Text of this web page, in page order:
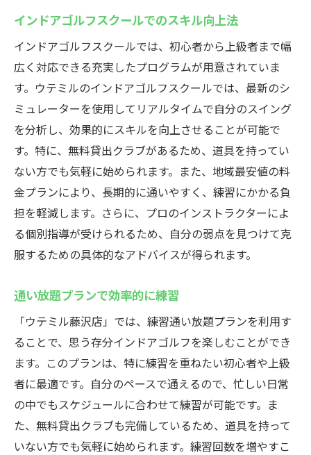
見
藤沢駅のインドアゴルフスクールでスキルアッ
プ
効率的なスキルアップ方法を解説
インドアゴルフで技術を磨く
藤沢駅でのスキル向上のポイント
個別指導でスイングを改善
インドアゴルフスクールでの上達術
スキルアップに役立つインドアゴルフ情報
地域最安値！藤沢駅でインドアゴルフを楽しむ
地域最安値で楽しむインドアゴルフの魅力
藤沢駅でお得にインドアゴルフを体験
コストを抑えてゴルフを楽しむ方法
藤沢駅周辺のインドアゴルフお得情報
地域最安値のメリットを活用しよう
インドアゴルフスクールでのスキル向上法
インドアゴルフスクールでは、初心者から上級者まで幅
広く対応できる充実したプログラムが用意されていま
す。ウテミルのインドアゴルフスクールでは、最新のシ
ミュレーターを使用してリアルタイムで自分のスイング
を分析し、効果的にスキルを向上させることが可能で
す。特に、無料貸出クラブがあるため、道具を持ってい
ない方でも気軽に始められます。また、地域最安値の料
金プランにより、長期的に通いやすく、練習にかかる負
担を軽減します。さらに、プロのインストラクターによ
る個別指導が受けられるため、自分の弱点を見つけて克
服するための具体的なアドバイスが得られます。
通い放題プランで効率的に練習
「ウテミル藤沢店」では、練習通い放題プランを利用す
ることで、思う存分インドアゴルフを楽しむことができ
ます。このプランは、特に練習を重ねたい初心者や上級
者に最適です。自分のペースで通えるので、忙しい日常
の中でもスケジュールに合わせて練習が可能です。ま
た、無料貸出クラブも完備しているため、道具を持って
いない方でも気軽に始められます。練習回数を増やすこ